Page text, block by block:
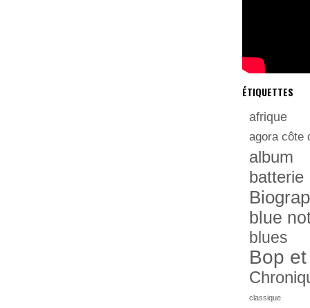
ÉTIQUETTES
afrique
agora côte
album
batterie
blue
blues
Bop
classique